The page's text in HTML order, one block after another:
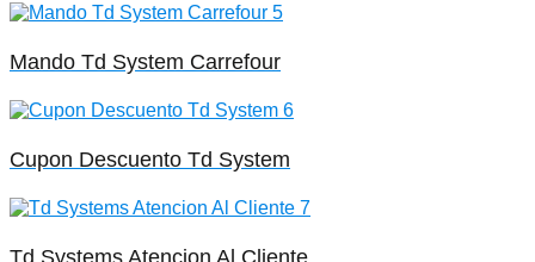
Mando Td System Carrefour
Cupon Descuento Td System
Td Systems Atencion Al Cliente